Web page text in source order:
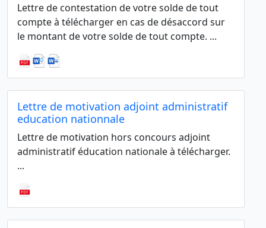
Lettre de contestation de votre solde de tout
compte à télécharger en cas de désaccord sur
le montant de votre solde de tout compte. ...
Lettre de motivation adjoint administratif
education nationnale
Lettre de motivation hors concours adjoint
administratif éducation nationale à télécharger.
...